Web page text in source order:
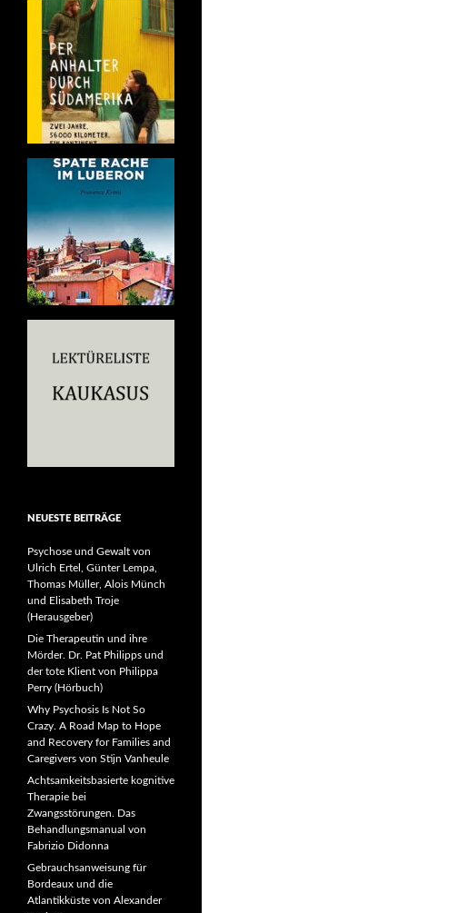
NEUESTE BEITRÄGE
Psychose und Gewalt von
Ulrich Ertel, Günter Lempa,
Thomas Müller, Alois Münch
und Elisabeth Troje
(Herausgeber)
Die Therapeutin und ihre
Mörder. Dr. Pat Philipps und
der tote Klient von Philippa
Perry (Hörbuch)
Why Psychosis Is Not So
Crazy. A Road Map to Hope
and Recovery for Families and
Caregivers von Stijn Vanheule
Achtsamkeitsbasierte kognitive
Therapie bei
Zwangsstörungen. Das
Behandlungsmanual von
Fabrizio Didonna
Gebrauchsanweisung für
Bordeaux und die
Atlantikküste von Alexander